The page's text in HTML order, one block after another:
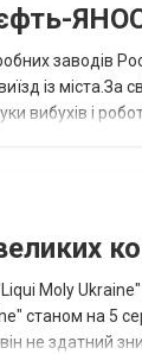
заводів
із міста.За
вибухів і
Moly
станом на 5
не здатний